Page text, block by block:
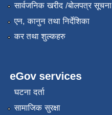
सार्वजनिक खरीद /बोलपत्र सूचना
एन, कानुन तथा निर्देशिका
कर तथा शुल्कहरु
eGov services
घटना दर्ता
सामाजिक सुरक्षा